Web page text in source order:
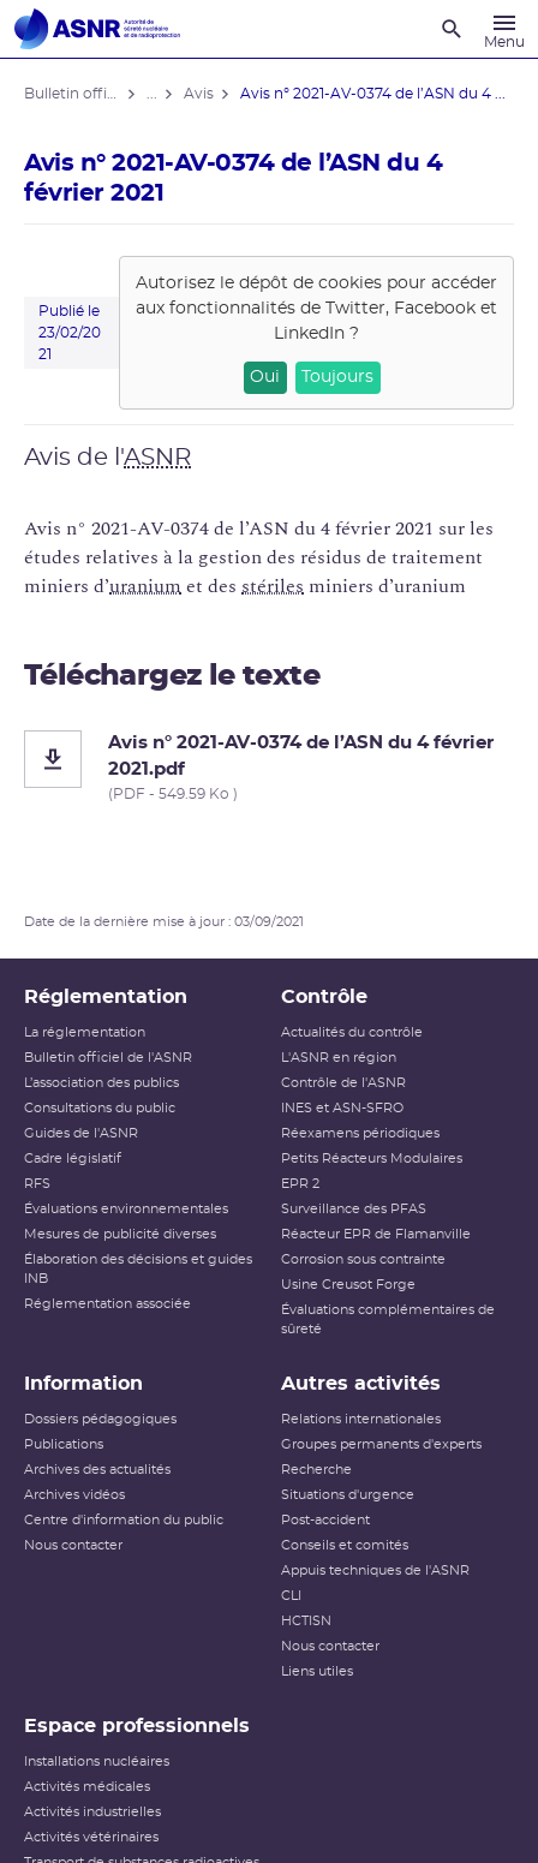
Menu
Avis Avis n° 2021-AV-0374 de l’ASN du 4 ...
Avis n° 2021-AV-0374 de l’ASN du 4
février 2021
Publié le
23/02/20
21
Autorisez le dépôt de cookies pour accéder
aux fonctionnalités de Twitter, Facebook et
LinkedIn?
Oui Toujours
Avis de l'ASNR
Avis n° 2021-AV-0374 de l’ASN du 4 février 2021 sur les
études relatives à la gestion des résidus de traitement
miniers d’uraniumet des stériles miniers d’uranium
Téléchargez le texte
Avis n° 2021-AV-0374 de l’ASN du 4 février
2021.pdf
(PDF - 549.59 Ko )
Date de la dernière mise à jour : 03/09/2021
Réglementation
La réglementation
Bulletin officiel de l'ASNR
L’association des publics
Consultations du public
Guides de l'ASNR
Cadre législatif
RFS
Évaluations environnementales
Mesures de publicité diverses
Élaboration des décisions et guides
INB
Réglementation associée
Contrôle
Actualités du contrôle
L'ASNR en région
Contrôle de l'ASNR
INES et ASN-SFRO
Réexamens périodiques
Petits Réacteurs Modulaires
EPR 2
Surveillance des PFAS
Réacteur EPR de Flamanville
Corrosion sous contrainte
Usine Creusot Forge
Évaluations complémentaires de
sûreté
Information
Dossiers pédagogiques
Publications
Archives des actualités
Archives vidéos
Centre d'information du public
Nous contacter
Autres activités
Relations internationales
Groupes permanents d'experts
Recherche
Situations d'urgence
Post-accident
Conseils et comités
Appuis techniques de l'ASNR
CLI
HCTISN
Nous contacter
Liens utiles
Espace professionnels
Installations nucléaires
Activités médicales
Activités industrielles
Activités vétérinaires